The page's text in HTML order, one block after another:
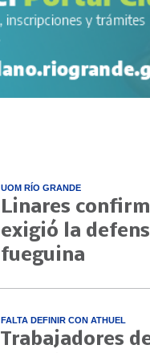
UOM RÍO GRANDE
Linares
exigió la
fueguina
FALTA DEFINIR CON ATHUEL
Trabajadores